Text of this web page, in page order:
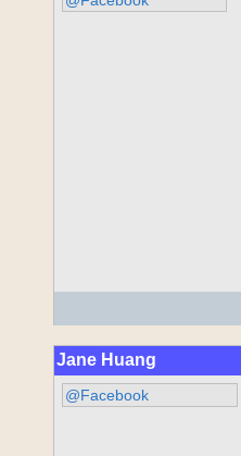
Jane Huang
@Facebook